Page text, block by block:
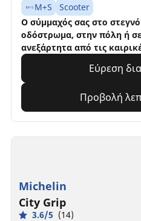
M+S
Scooter
Ο σύμμαχός σας στο
οδόστρωμα, στην πόλη ή
ανεξάρτητα από τις
Εύρεση
Προβολή
Michelin
City Grip
3.6/5 (14)